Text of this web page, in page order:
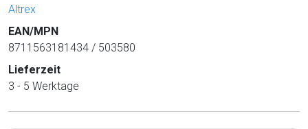
Altrex
EAN/MPN
8711563181434 / 503580
Lieferzeit
3 - 5 Werktage